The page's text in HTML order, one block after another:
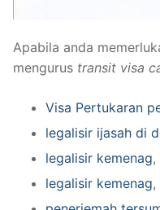
Apabila anda
mengurus transit visa
Visa Pertukaran
legalisir ijasah di
legalisir kemenag,
legalisir kemenag,